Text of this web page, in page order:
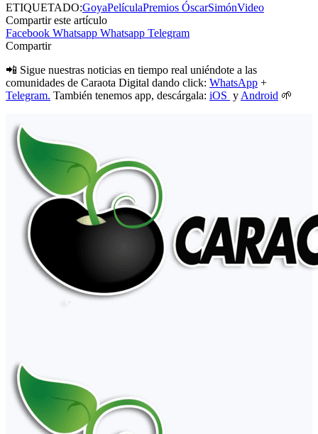
ETIQUETADO:GoyaPelículaPremios ÓscarSimónVideo
Compartir este artículo
Facebook Whatsapp Whatsapp Telegram
Compartir
📲 Sigue nuestras noticias en tiempo real uniéndote a las
comunidades de Caraota Digital dando click: WhatsApp +
Telegram. También tenemos app, descárgala: iOS y Android 🌱